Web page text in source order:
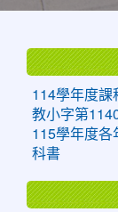
114學年度課
教小字第
115學年度各
科書